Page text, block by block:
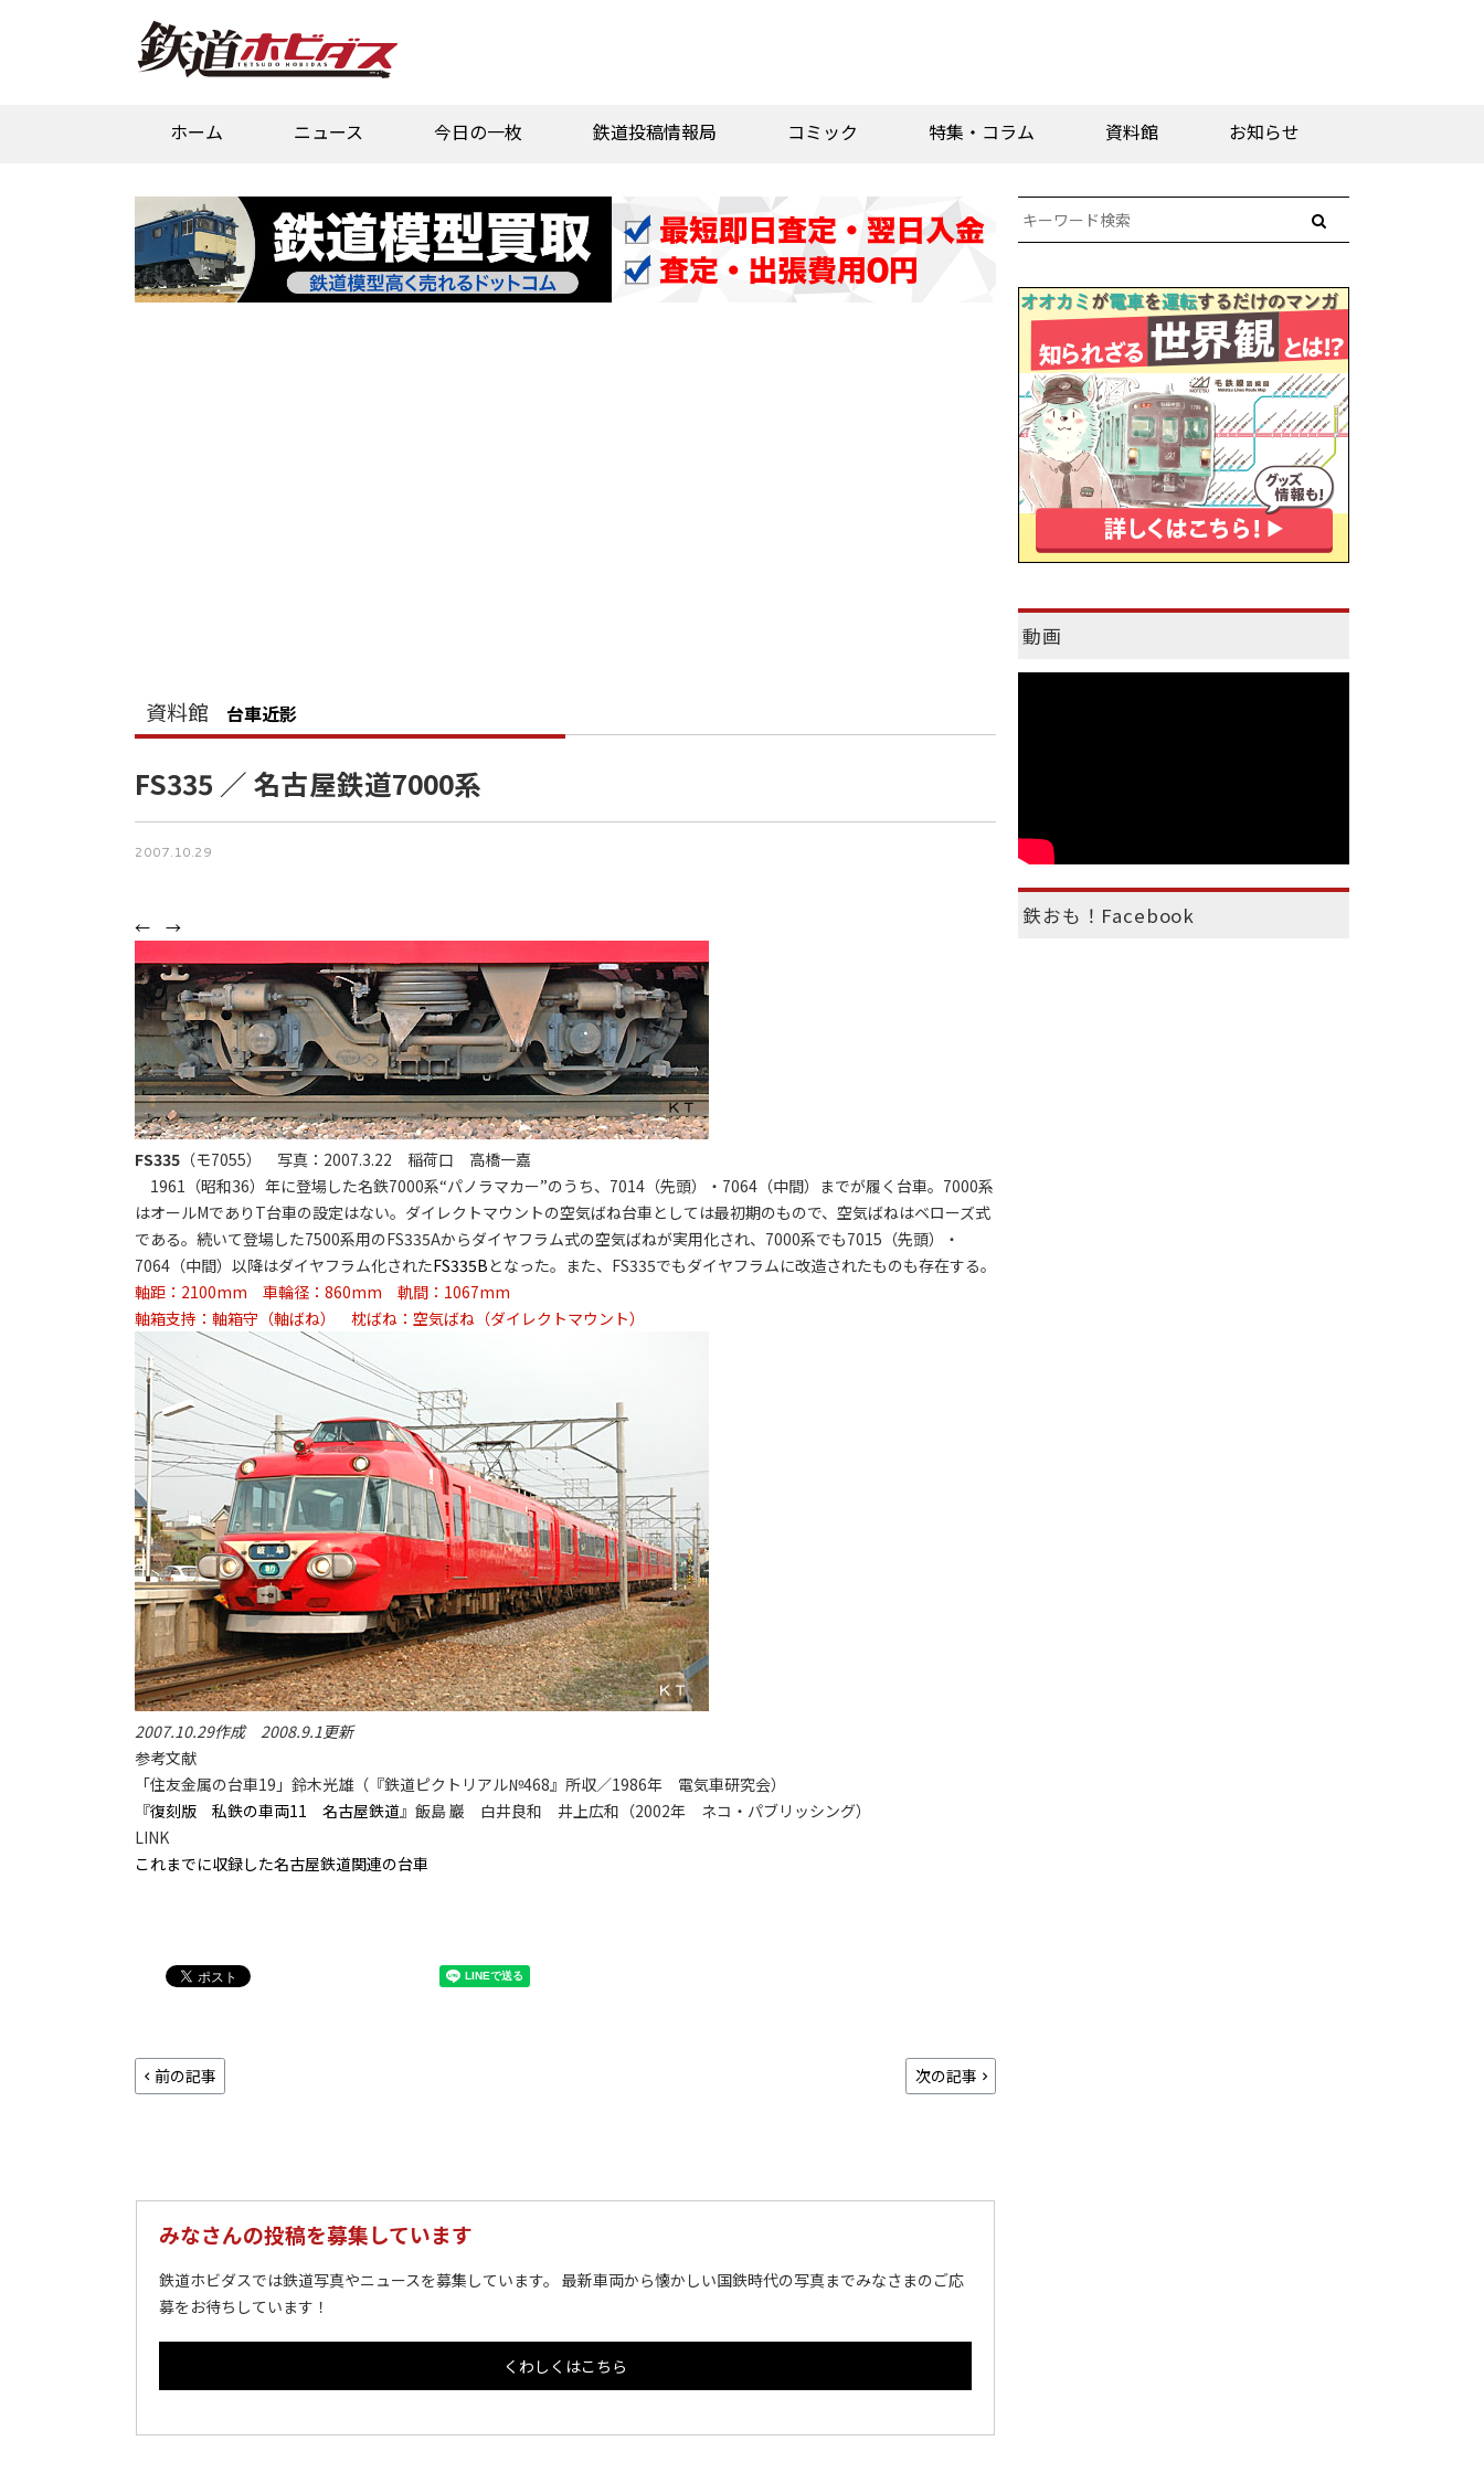
ホーム ニュース 今日の一枚 鉄道投稿情報局 コミック 特集・コラム 資料館 お知らせ
資料館 台車近影
FS335 ／ 名古屋鉄道7000系
2007.10.29
← →
FS335 （モ7055） 写真：2007.3.22 稲荷口 高橋一嘉
1961（昭和36）年に登場した名鉄7000系“パノラマカー”のうち、7014（先頭）・7064（中間）までが履く台車。7000系
はオールMでありT台車の設定はない。ダイレクトマウントの空気ばね台車としては最初期のもので、空気ばねはベローズ式
である。続いて登場した7500系用のFS335Aからダイヤフラム式の空気ばねが実用化され、7000系でも7015（先頭）・
7064（中間）以降はダイヤフラム化されたFS335Bとなった。また、FS335でもダイヤフラムに改造されたものも存在する。
軸距：2100mm 車輪径：860mm 軌間：1067mm
軸箱支持：軸箱守（軸ばね） 枕ばね：空気ばね（ダイレクトマウント）
2007.10.29作成 2008.9.1更新
参考文献
「住友金属の台車19」鈴木光雄（『鉄道ピクトリアル№468』所収／1986年 電気車研究会）
『復刻版 私鉄の車両11 名古屋鉄道』飯島 巖 白井良和 井上広和（2002年 ネコ・パブリッシング）
LINK
これまでに収録した名古屋鉄道関連の台車
前の記事 次の記事
みなさんの投稿を募集しています
鉄道ホビダスでは鉄道写真やニュースを募集しています。 最新車両から懐かしい国鉄時代の写真までみなさまのご応
募をお待ちしています！
くわしくはこちら
動画
鉄おも！Facebook